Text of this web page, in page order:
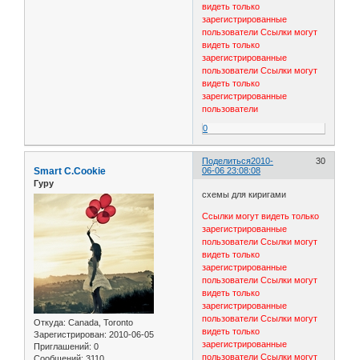
видеть только
зарегистрированные
пользователи Ссылки могут
видеть только
зарегистрированные
пользователи Ссылки могут
видеть только
зарегистрированные
пользователи
0
Поделиться 30
2010-
06-06 23:08:08
Smart C.Cookie
Гуру
Откуда: Canada, Toronto
Зарегистрирован: 2010-06-05
Приглашений: 0
схемы для киригами
Ссылки могут видеть только
зарегистрированные
пользователи Ссылки могут
видеть только
зарегистрированные
пользователи Ссылки могут
видеть только
зарегистрированные
пользователи Ссылки могут
видеть только
зарегистрированные
пользователи Ссылки могут